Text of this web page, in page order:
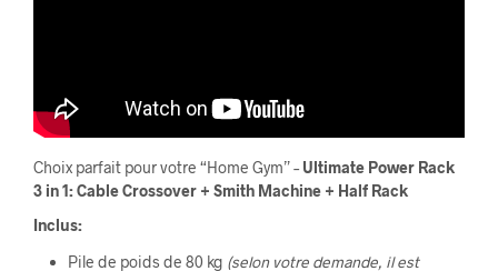
Choix parfait pour votre “Home Gym” – Ultimate Power Rack
3 in 1: Cable Crossover + Smith Machine + Half Rack
Inclus:
Pile de poids de 80 kg (selon votre demande, il est